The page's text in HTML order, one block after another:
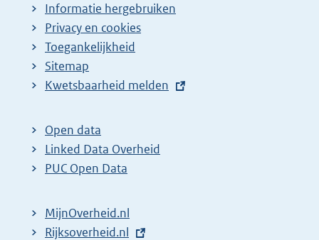
Informatie hergebruiken
Privacy en cookies
Toegankelijkheid
Sitemap
E
t
e
r
l
Kwetsbaarheid melden
Open data
Linked Data Overheid
PUC Open Data
MijnOverheid.nl
E
Rijksoverheid.nl